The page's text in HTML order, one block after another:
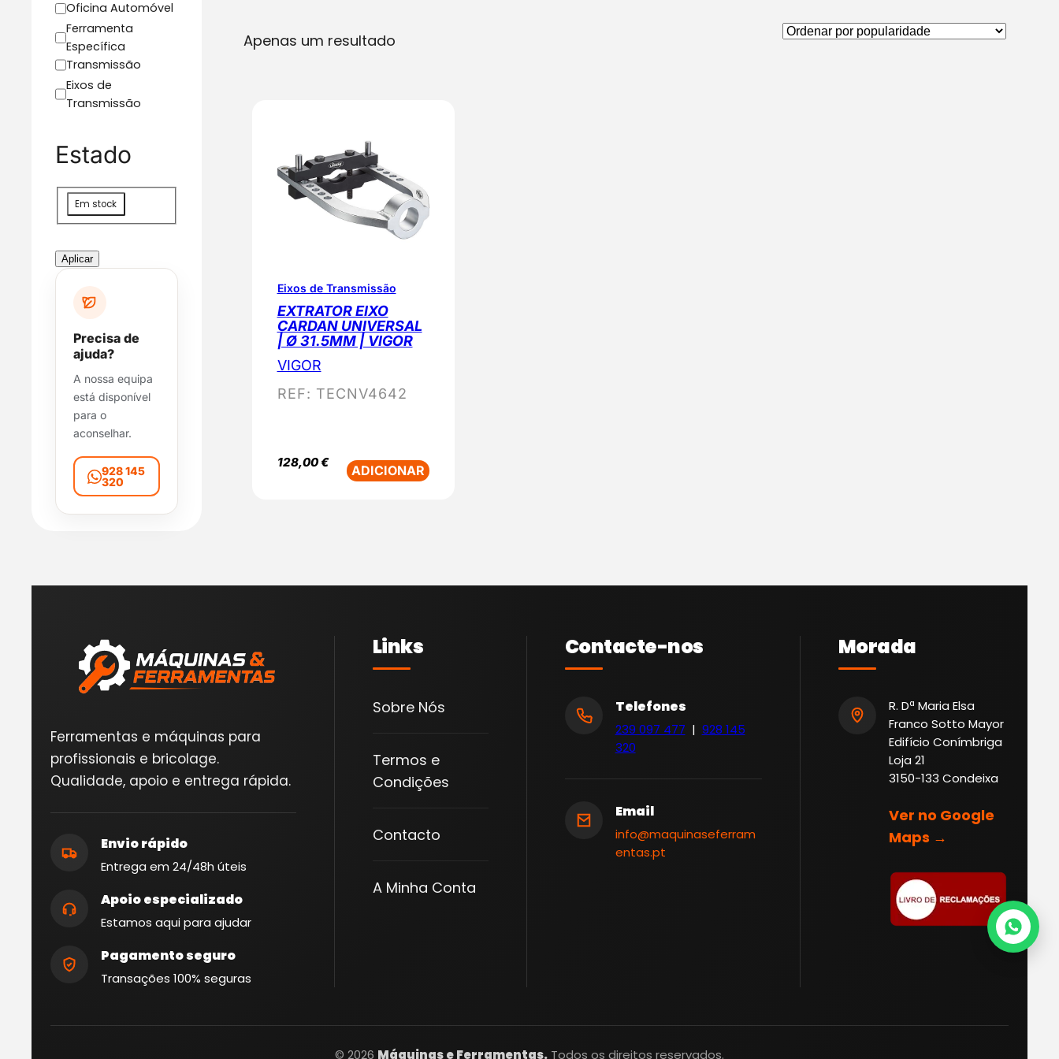
C
t
e
o
a
Oficina Automóvel
Ferramenta
Específica
Transmissão
Eixos de
Transmissão
Estado
i
p
o
d
d
Em stock
Aplicar
Precisa de
ajuda?
A nossa equipa
está disponível
para o
aconselhar.
928 145
320
Apenas um resultado
Eixos de Transmissão
EXTRATOR EIXO
CARDAN UNIVERSAL
| Ø 31.5MM | VIGOR
VIGOR
REF: TECNV4642
128,00€
ADICIONAR
Ferramentas e máquinas para
profissionais e bricolage.
Qualidade, apoio e entrega rápida.
Envio rápido
Entrega em 24/48h úteis
Apoio especializado
Estamos aqui para ajudar
Pagamento seguro
Transações 100% seguras
Links
Sobre Nós
Termos e
Condições
Contacto
A Minha Conta
Contacte-nos
Telefones
239 097 477 | 928 145
320
Email
info@maquinaseferram
entas.pt
Morada
R. Dª Maria Elsa
Franco Sotto Mayor
Edifício Conímbriga
Loja 21
3150-133 Condeixa
Ver no Google
Maps →
© 2026 Máquinas e Ferramentas. Todos os direitos reservados.